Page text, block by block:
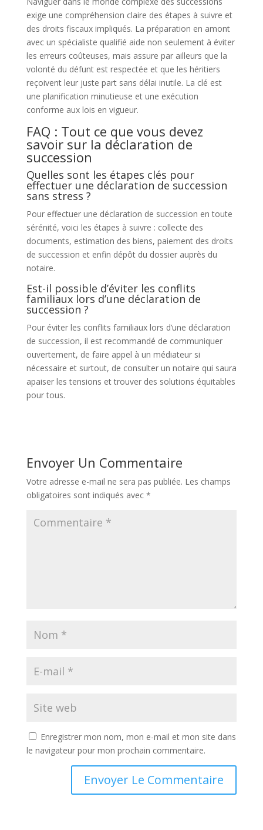
exige une compréhension claire des étapes à suivre et
des droits fiscaux impliqués. La préparation en amont
avec un spécialiste qualifié aide non seulement à éviter
les erreurs coûteuses, mais assure par ailleurs que la
volonté du défunt est respectée et que les héritiers
reçoivent leur juste part sans délai inutile. La clé est
une planification minutieuse et une exécution
conforme aux lois en vigueur.
FAQ : Tout ce que vous devez
savoir sur la déclaration de
succession
Quelles sont les étapes clés pour
effectuer une déclaration de succession
sans stress ?
Pour effectuer une déclaration de succession en toute
sérénité, voici les étapes à suivre : collecte des
documents, estimation des biens, paiement des droits
de succession et enfin dépôt du dossier auprès du
notaire.
Est-il possible d’éviter les conflits
familiaux lors d’une déclaration de
succession ?
Pour éviter les conflits familiaux lors d’une déclaration
de succession, il est recommandé de communiquer
ouvertement, de faire appel à un médiateur si
nécessaire et surtout, de consulter un notaire qui saura
apaiser les tensions et trouver des solutions équitables
pour tous.
Envoyer Un Commentaire
Votre adresse e-mail ne sera pas publiée. Les champs
obligatoires sont indiqués avec *
Enregistrer mon nom, mon e-mail et mon site dans
le navigateur pour mon prochain commentaire.